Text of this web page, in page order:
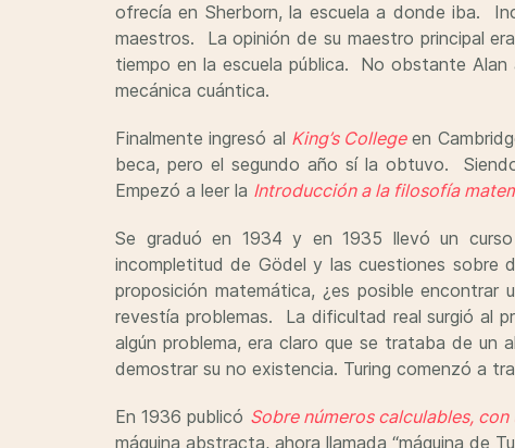
ofrecía en Sherborn, la escuela a donde iba.
maestros. La opinión de su maestro principal
tiempo en la escuela pública. No obstante
mecánica cuántica.
Finalmente ingresó al King’s Collegeen
beca, pero el segundo año sí la obtuvo.
Empezó a leer la Introducción a la filosofía
Se graduó en 1934 y en 1935 llevó un
incompletitud de Gödel y las cuestiones sobre
proposición matemática, ¿es posible
revestía problemas. La dificultad real surgió al
algún problema, era claro que se trataba de un
demostrar su no existencia. Turing comenzó a
En 1936 publicó Sobre números calculables,
máquina abstracta, ahora llamada “máquina de